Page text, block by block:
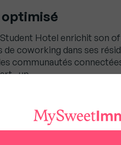
optimisé
Hotel enrichit son
coworking dans ses
communautés
up…
100 % connecté,
un auditorium de
les commodités telles
aux lettres, des